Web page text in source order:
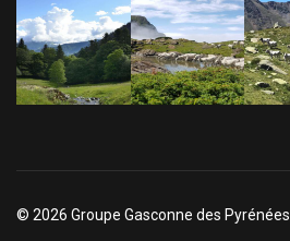
© 2026 Groupe Gasconne des Pyrénées